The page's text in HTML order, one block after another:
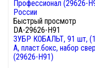
Быстрый просмотр
DA-29626-H91
ЗУБР КОБАЛЬТ, 91 шт,
А, пласт.бокс, набор
(29626-H91)